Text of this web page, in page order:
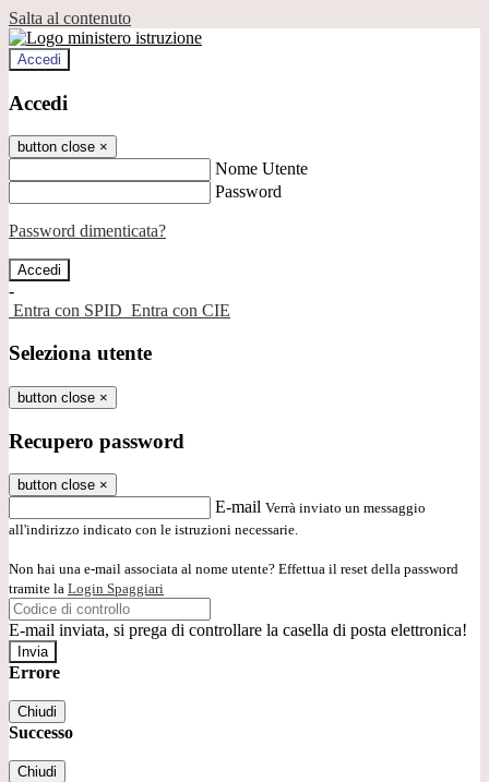
Salta al contenuto
Accedi
Accedi
button close ×
Nome Utente
Password
Password dimenticata?
-
Entra con SPID Entra con CIE
Seleziona utente
button close ×
Recupero password
button close ×
E-mail Verrà inviato un messaggio
all'indirizzo indicato con le istruzioni necessarie.
Non hai una e-mail associata al nome utente? Effettua il reset della password
tramite la Login Spaggiari
E-mail inviata, si prega di controllare la casella di posta elettronica!
Errore
Chiudi
Successo
Chiudi